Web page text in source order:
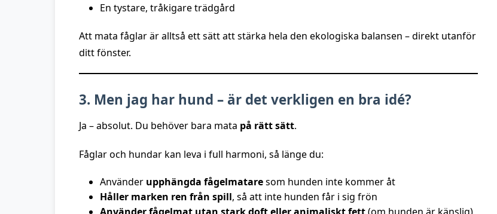
En tystare, tråkigare trädgård
Att mata fåglar är alltså ett sätt att stärka hela den ekologiska balansen – direkt utanför
ditt fönster.
3. Men jag har hund – är det verkligen en bra idé?
Ja – absolut. Du behöver bara mata på rätt sätt.
Fåglar och hundar kan leva i full harmoni, så länge du:
Använder upphängda fågelmataresom hunden inte kommer åt
Håller marken ren från spill, så att inte hunden får i sig frön